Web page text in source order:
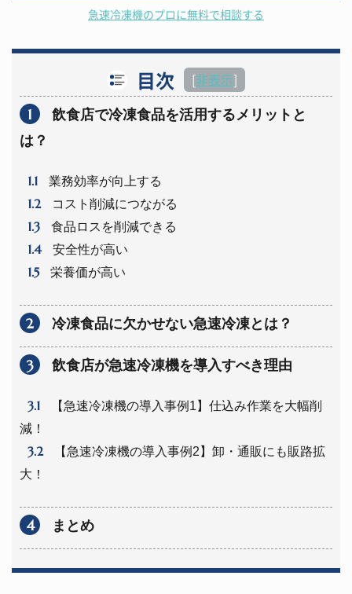
急速冷凍機のプロに無料で相談する
目次 [非表示]
1
飲食店で冷凍食品を活用するメリットと
は？
1.1 業務効率が向上する
1.2 コスト削減につながる
1.3 食品ロスを削減できる
1.4 安全性が高い
1.5 栄養価が高い
2 冷凍食品に欠かせない急速冷凍とは？
3 飲食店が急速冷凍機を導入すべき理由
3.1
【急速冷凍機の導入事例1】仕込み作業を大幅削
減！
3.2
【急速冷凍機の導入事例2】卸・通販にも販路拡
大！
4 まとめ